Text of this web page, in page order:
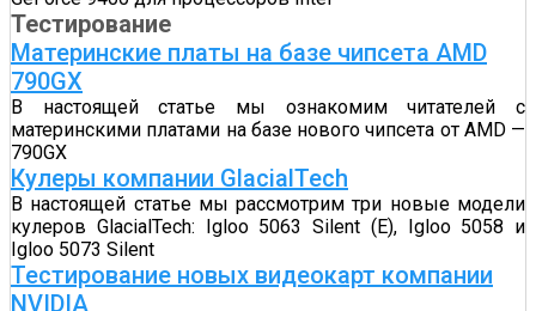
Тестирование
Материнские платы на базе чипсета AMD
790GX
В настоящей статье мы ознакомим читателей с
материнскими платами на базе нового чипсета от AMD —
790GX
Кулеры компании GlacialTech
В настоящей статье мы рассмотрим три новые модели
кулеров GlacialTech: Igloo 5063 Silent (E), Igloo 5058 и
Igloo 5073 Silent
Тестирование новых видеокарт компании
NVIDIA